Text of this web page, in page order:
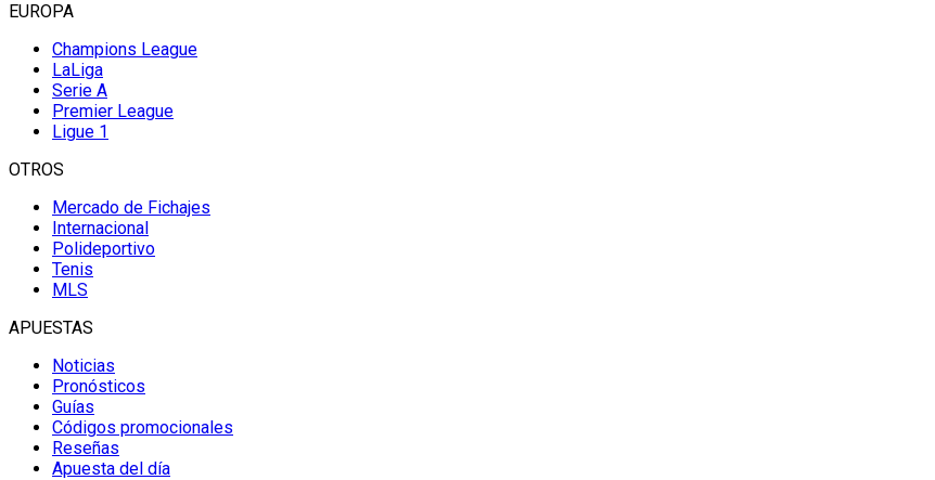
EUROPA
Champions League
LaLiga
Serie A
Premier League
Ligue 1
OTROS
Mercado de Fichajes
Internacional
Polideportivo
Tenis
MLS
APUESTAS
Noticias
Pronósticos
Guías
Códigos promocionales
Reseñas
Apuesta del día